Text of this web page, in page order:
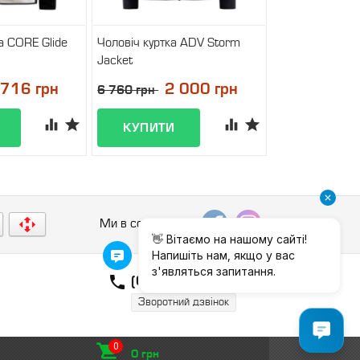
CORE Glide
грн
Чоловіч куртка ADV Storm
Jacket
У наявності
6 760 грн 2 000 грн
Ми в соцмережах:
 (048) 788–90–91
Зворотний дзвінок
0 грн